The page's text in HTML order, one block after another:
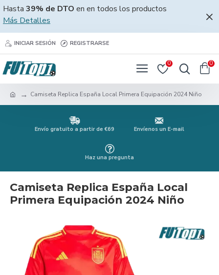
Hasta 39% de DTO en en todos los productos
Más Detalles
INICIAR SESIÓN REGISTRARSE
0 0
Camiseta Replica España Local Primera Equipación 2024 Niño
Envío gratuito a partir de €69 Envíenos un E-mail
Haz una pregunta
Camiseta Replica España Local
Primera Equipación 2024 Niño